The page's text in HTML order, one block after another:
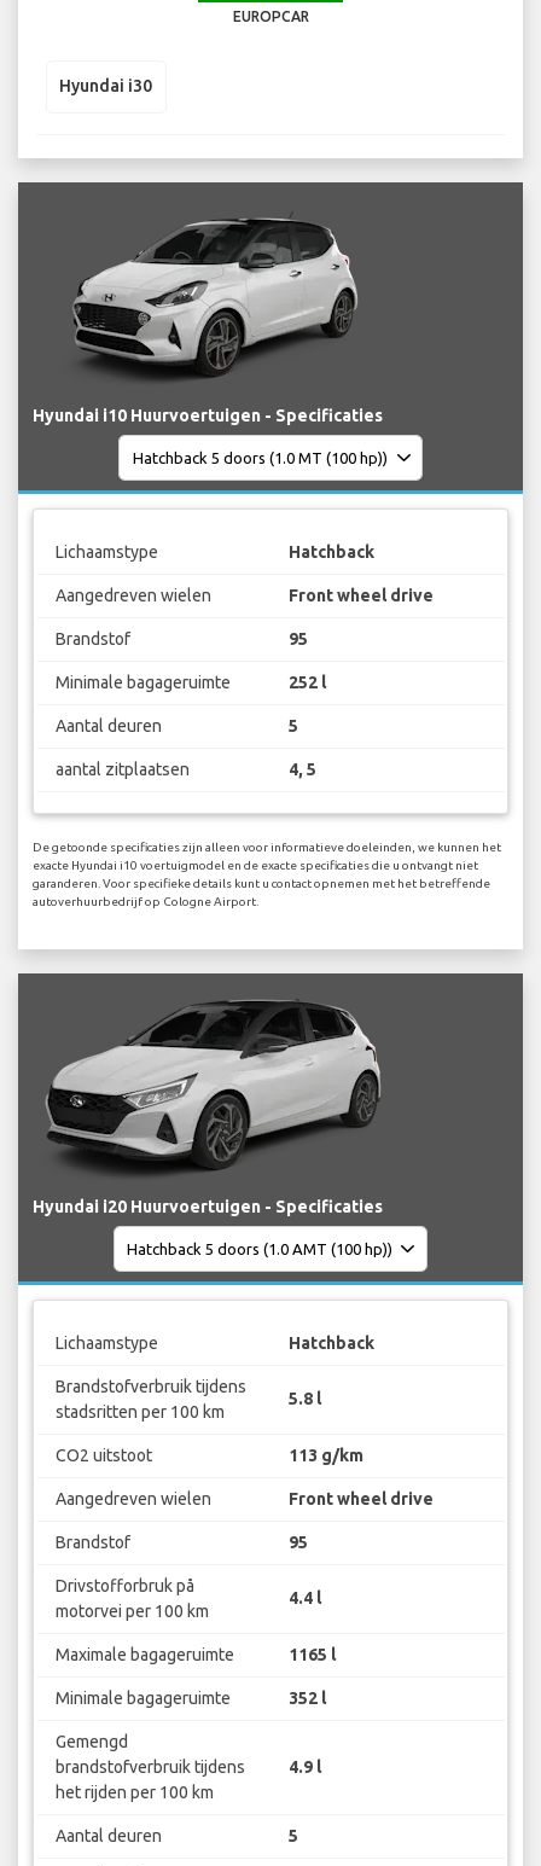
EUROPCAR
Hyundai i30
Hyundai i10 Huurvoertuigen - Specificaties
Lichaamstype Hatchback
Aangedreven wielen Front wheel drive
Brandstof 95
Minimale bagageruimte 252 l
Aantal deuren 5
aantal zitplaatsen 4, 5
De getoonde specificaties zijn alleen voor informatieve doeleinden, we kunnen het
exacte Hyundai i10 voertuigmodel en de exacte specificaties die u ontvangt niet
garanderen. Voor specifieke details kunt u contact opnemen met het betreffende
autoverhuurbedrijf op Cologne Airport.
Hyundai i20 Huurvoertuigen - Specificaties
Lichaamstype Hatchback
Brandstofverbruik tijdens
stadsritten per 100 km
5.8 l
CO2 uitstoot 113 g/km
Aangedreven wielen Front wheel drive
Brandstof 95
Drivstofforbruk på
motorvei per 100 km
4.4 l
Maximale bagageruimte 1165 l
Minimale bagageruimte 352 l
Gemengd
brandstofverbruik tijdens
het rijden per 100 km
4.9 l
Aantal deuren 5